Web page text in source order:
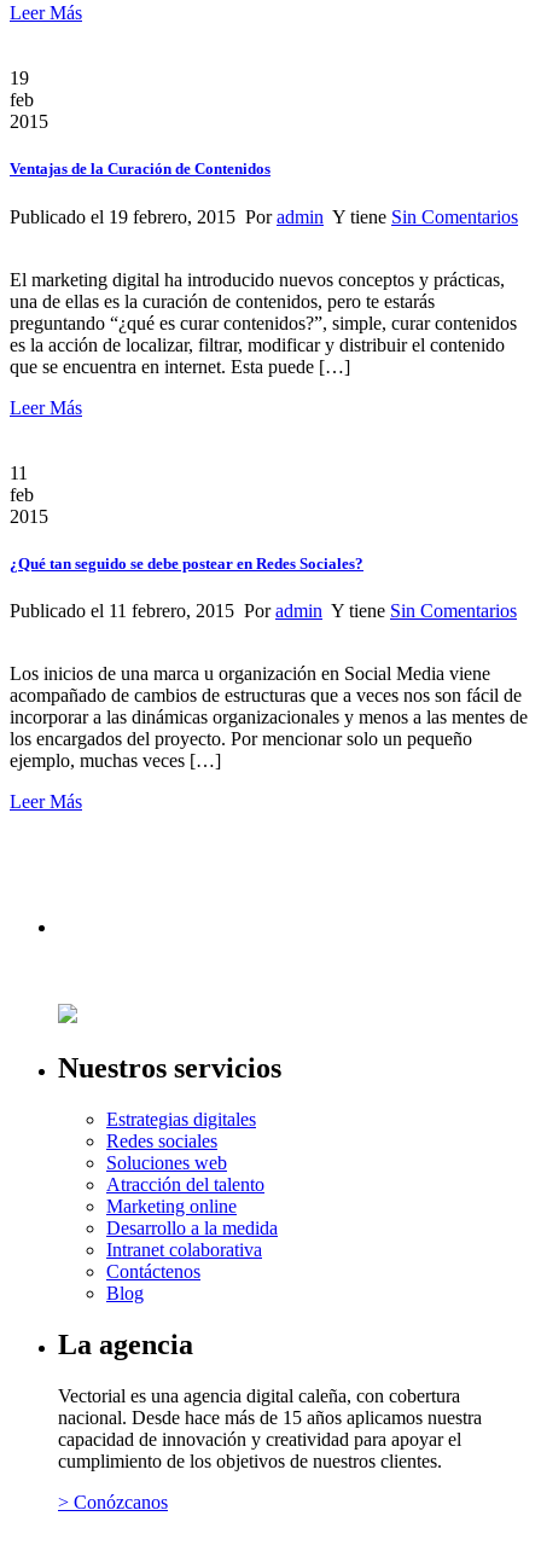
Leer Más
19
feb
2015
Ventajas de la Curación de Contenidos
Publicado el 19 febrero, 2015 Poradmin Y tiene Sin Comentarios
El marketing digital ha introducido nuevos conceptos y prácticas,
una de ellas es la curación de contenidos, pero te estarás
preguntando “¿qué es curar contenidos?”, simple, curar contenidos
es la acción de localizar, filtrar, modificar y distribuir el contenido
que se encuentra en internet. Esta puede […]
Leer Más
11
feb
2015
¿Qué tan seguido se debe postear en Redes Sociales?
Publicado el 11 febrero, 2015 Poradmin Y tiene Sin Comentarios
Los inicios de una marca u organización en Social Media viene
acompañado de cambios de estructuras que a veces nos son fácil de
incorporar a las dinámicas organizacionales y menos a las mentes de
los encargados del proyecto. Por mencionar solo un pequeño
ejemplo, muchas veces […]
Leer Más
Nuestros servicios
Estrategias digitales
Redes sociales
Soluciones web
Atracción del talento
Marketing online
Desarrollo a la medida
Intranet colaborativa
Contáctenos
Blog
La agencia
Vectorial es una agencia digital caleña, con cobertura
nacional. Desde hace más de 15 años aplicamos nuestra
capacidad de innovación y creatividad para apoyar el
cumplimiento de los objetivos de nuestros clientes.
> Conózcanos